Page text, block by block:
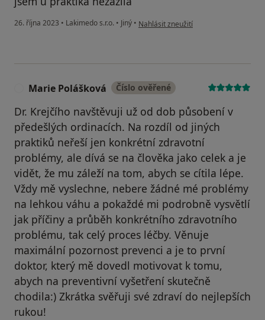
26. října 2023 • Lakimedo s.r.o. • Jiný • podle názoru uživatele M. Hazuková
Nahlásit zneužití
Marie Polášková Číslo ověřené
Dr. Krejčího navštěvuji už od dob působení v
předešlých ordinacích. Na rozdíl od jiných
praktiků neřeší jen konkrétní zdravotní
problémy, ale dívá se na člověka jako celek a je
vidět, že mu záleží na tom, abych se cítila lépe.
Vždy mě vyslechne, nebere žádné mé problémy
na lehkou váhu a pokaždé mi podrobně vysvětlí
jak příčiny a průběh konkrétního zdravotního
problému, tak celý proces léčby. Věnuje
maximální pozornost prevenci a je to první
doktor, který mě dovedl motivovat k tomu,
abych na preventivní vyšetření skutečně
chodila:) Zkrátka svěřuji své zdraví do nejlepších
rukou!